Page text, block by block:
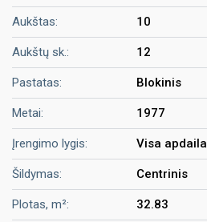
Aukštas: 10
Aukštų sk.: 12
Pastatas: Blokinis
Metai: 1977
Įrengimo lygis: Visa apdaila
Šildymas: Centrinis
Plotas, m²: 32.83